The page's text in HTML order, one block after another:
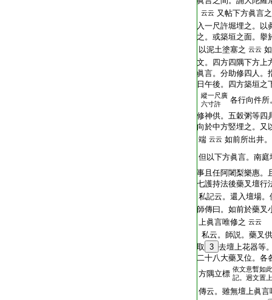
云云 又帖下方眞言
入一尺許堀埋之。以
之。或築垣之面。擧
以泥土塗塞之 云云
文。四方四隅下方上
眞言。分助修四人。
日午後。四方築垣之
縱一尺廣
六寸許
各行向件所
修神供。五穀粥等四
向於中方竪埋之。又
端 云云 如前所出井
但以下方眞言。南庭
事且任阿闍梨樂惠。
七護持法後藥叉壇行
私記云。還入壇場
師傳曰。如前於藥叉
上眞言唯修之 云云
私云。師説。藥叉
取 3 去壇上花器等
二十八大藥叉位。各
方隅立標 依文意暫如
記。迥文置
傳云。雖無壇上眞言